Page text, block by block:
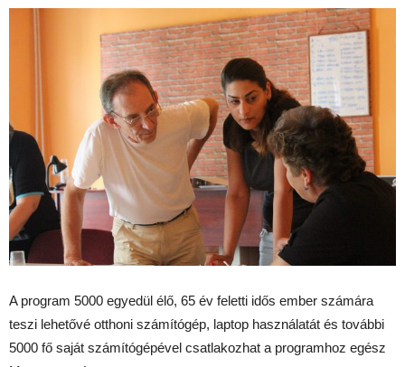
A program 5000 egyedül élő, 65 év feletti idős ember számára
teszi lehetővé otthoni számítógép, laptop használatát és további
5000 fő saját számítógépével csatlakozhat a programhoz egész